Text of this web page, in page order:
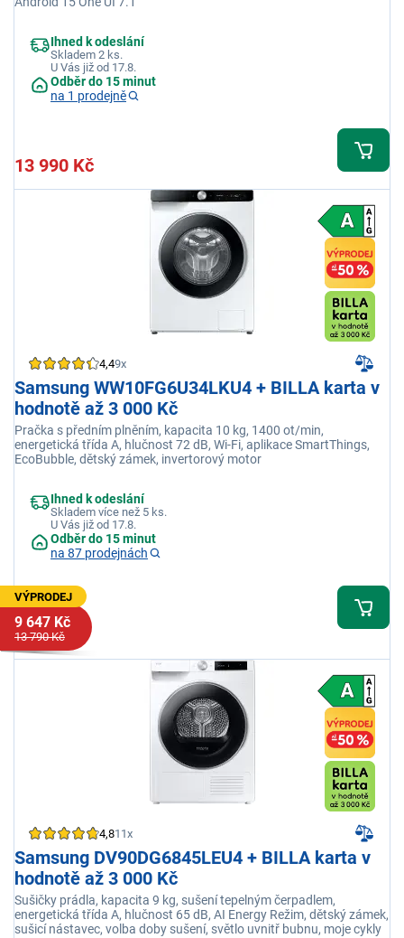
Ihned k odeslání
Skladem 2 ks.
U Vás již od 17.8.
Odběr do 15 minut
na 1 prodejně
13 990 Kč
4,49x
Samsung WW10FG6U34LKU4 + BILLA karta v
hodnotě až 3 000 Kč
Pračka s předním plněním, kapacita 10 kg, 1400 ot/min,
energetická třída A, hlučnost 72 dB, Wi-Fi, aplikace SmartThings,
EcoBubble, dětský zámek, invertorový motor
Ihned k odeslání
Skladem více než 5 ks.
U Vás již od 17.8.
Odběr do 15 minut
na 87 prodejnách
VÝPRODEJ
9 647 Kč
13 790 Kč
4,811x
Samsung DV90DG6845LEU4 + BILLA karta v
hodnotě až 3 000 Kč
Sušičky prádla, kapacita 9 kg, sušení tepelným čerpadlem,
energetická třída A, hlučnost 65 dB, AI Energy Režim, dětský zámek,
sušicí nástavec, volba doby sušení, světlo uvnitř bubnu, moje cykly